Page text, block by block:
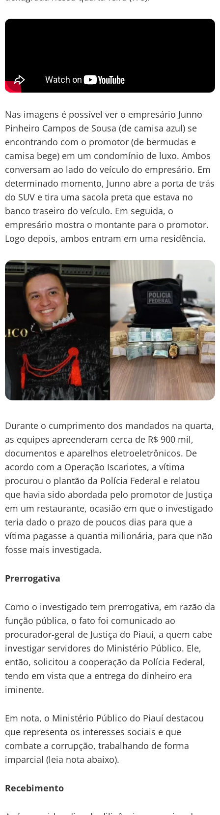
Nas imagens é possível ver o empresário Junno
Pinheiro Campos de Sousa (de camisa azul) se
encontrando com o promotor (de bermudas e
camisa bege) em um condomínio de luxo. Ambos
conversam ao lado do veículo do empresário. Em
determinado momento, Junno abre a porta de trás
do SUV e tira uma sacola preta que estava no
banco traseiro do veículo. Em seguida, o
empresário mostra o montante para o promotor.
Logo depois, ambos entram em uma residência.
Durante o cumprimento dos mandados na quarta,
as equipes apreenderam cerca de R$ 900 mil,
documentos e aparelhos eletroeletrônicos. De
acordo com a Operação Iscariotes, a vítima
procurou o plantão da Polícia Federal e relatou
que havia sido abordada pelo promotor de Justiça
em um restaurante, ocasião em que o investigado
teria dado o prazo de poucos dias para que a
vítima pagasse a quantia milionária, para que não
fosse mais investigada.
Prerrogativa
Como o investigado tem prerrogativa, em razão da
função pública, o fato foi comunicado ao
procurador-geral de Justiça do Piauí, a quem cabe
investigar servidores do Ministério Público. Ele,
então, solicitou a cooperação da Polícia Federal,
tendo em vista que a entrega do dinheiro era
iminente.
Em nota, o Ministério Público do Piauí destacou
que representa os interesses sociais e que
combate a corrupção, trabalhando de forma
imparcial (leia nota abaixo).
Recebimento